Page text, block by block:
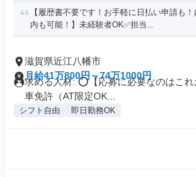
【履歴書不要です！お手軽に日払い申請も
内も可能！】未経験者OK✅担当...
滋賀県近江八幡市
月給41万800円～74万1000円
求める人材: ⭕️【応募に必要なのはこ
車免許（AT限定OK...
シフト自由 即日勤務OK